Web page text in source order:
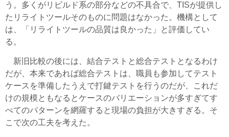
う。多くがリビルド系の部分などの不具合で、TISが提供し
たリライトツールそのものに問題はなかった。機構として
は、「リライトツールの品質は良かった」と評価してい
る。
新旧比較の後には、結合テストと総合テストとなるわけ
だが、本来であれば総合テストは、職員も参加してテスト
ケースを準備したうえで打鍵テストを行うのだが、これだ
けの規模ともなるとケースのバリエーションが多すぎてす
べてのパターンを網羅すると現場の負担が大きすぎる。そ
こで次の工夫を考えた。